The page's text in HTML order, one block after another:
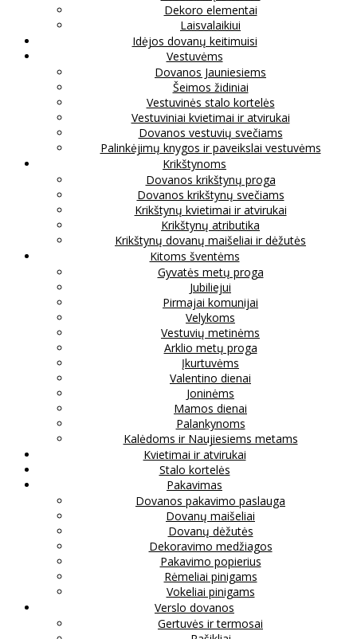
Dekoro elementai
Laisvalaikiui
Idėjos dovanų keitimuisi
Vestuvėms
Dovanos Jauniesiems
Šeimos židiniai
Vestuvinės stalo kortelės
Vestuviniai kvietimai ir atvirukai
Dovanos vestuvių svečiams
Palinkėjimų knygos ir paveikslai vestuvėms
Krikštynoms
Dovanos krikštynų proga
Dovanos krikštynų svečiams
Krikštynų kvietimai ir atvirukai
Krikštynų atributika
Krikštynų dovanų maišeliai ir dėžutės
Kitoms šventėms
Gyvatės metų proga
Jubiliejui
Pirmajai komunijai
Velykoms
Vestuvių metinėms
Arklio metų proga
Įkurtuvėms
Valentino dienai
Joninėms
Mamos dienai
Palankynoms
Kalėdoms ir Naujiesiems metams
Kvietimai ir atvirukai
Stalo kortelės
Pakavimas
Dovanos pakavimo paslauga
Dovanų maišeliai
Dovanų dėžutės
Dekoravimo medžiagos
Pakavimo popierius
Rėmeliai pinigams
Vokeliai pinigams
Verslo dovanos
Gertuvės ir termosai